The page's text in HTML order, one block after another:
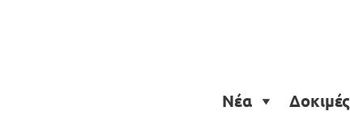
Νέα Δοκιμές
Fiat Ducato